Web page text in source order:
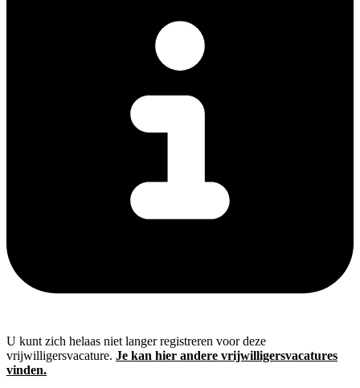
U kunt zich helaas niet langer registreren voor deze
vrijwilligersvacature. Je kan hier andere vrijwilligersvacatures
vinden.